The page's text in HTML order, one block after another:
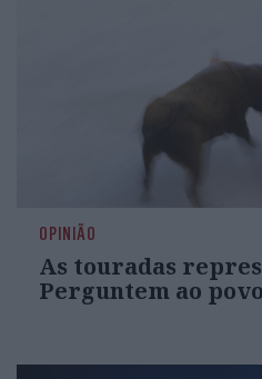
OPINIÃO
As touradas
Perguntem ao povo